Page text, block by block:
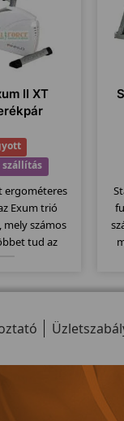
II XT
ergométeres
Exum trió
számos
tud az
150kg-os